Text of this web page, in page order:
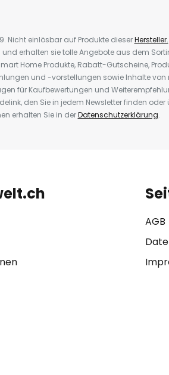
Nicht einlösbar auf Produkte dieserHersteller.
erhalten sie tolle Angebote aus dem
Home Produkte, Rabatt-Gutscheine,
und -vorstellungen sowie Inhalte
für Kaufbewertungen und
den Sie in jedem Newsletter finden oder
erhalten Sie in derDatenschutzerklärung.
AGB